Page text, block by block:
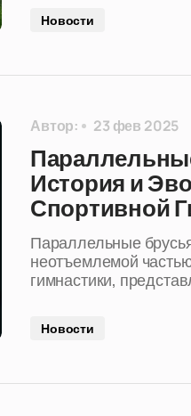
Новости
Автор: 23 фев 2025
История и
Спортивной
Параллельные
неотъемлемой
гимнастики,
Новости